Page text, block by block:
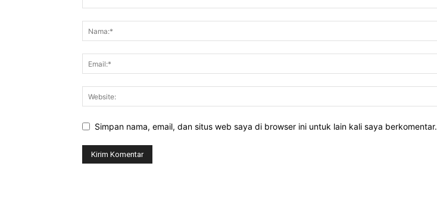
Simpan nama, email, dan situs web saya di browser ini untuk lain kali saya berkomentar.